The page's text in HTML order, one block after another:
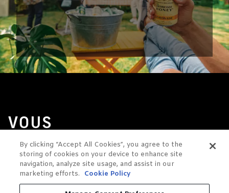
VOUS
AIMEREZ
PEUT-
ÊTRE
By clicking “Accept All Cookies”, you agree to the
storing of cookies on your device to enhance site
navigation, analyze site usage, and assist in our
marketing efforts.
Cookie Policy